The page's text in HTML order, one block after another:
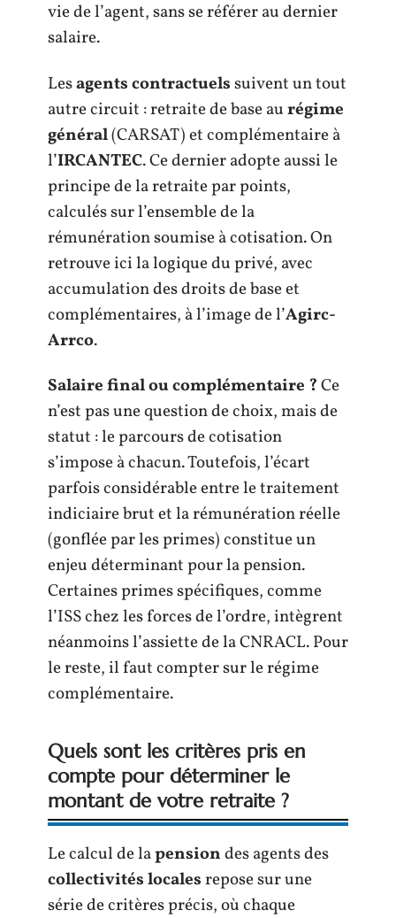
vie de l’agent, sans se référer au dernier
salaire.
Lesagents contractuelssuivent un tout
autre circuit : retraite de base aurégime
général(CARSAT) et complémentaire à
l’IRCANTEC. Ce dernier adopte aussi le
principe de la retraite par points,
calculés sur l’ensemble de la
rémunération soumise à cotisation. On
retrouve ici la logique du privé, avec
accumulation des droits de base et
complémentaires, à l’image de l’Agirc-
Arrco.
Salaire final ou complémentaire ?Ce
n’est pas une question de choix, mais de
statut : le parcours de cotisation
s’impose à chacun. Toutefois, l’écart
parfois considérable entre le traitement
indiciaire brut et la rémunération réelle
(gonflée par les primes) constitue un
enjeu déterminant pour la pension.
Certaines primes spécifiques, comme
l’ISS chez les forces de l’ordre, intègrent
néanmoins l’assiette de la CNRACL. Pour
le reste, il faut compter sur le régime
complémentaire.
Quels sont les critères pris en
compte pour déterminer le
montant de votre retraite ?
Le calcul de lapensiondes agents des
collectivités localesrepose sur une
série de critères précis, où chaque